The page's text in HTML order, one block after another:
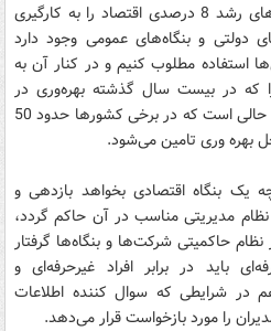
وی یکی از اصلی‌ترین پیش نیاز های رشد 8 درصدی اقتصاد را به کارگیری
دولتی و بنگاه‌های عمومی وجود دارد
استفاده مطلوب کنیم و در کنار آن به
که در بیست سال گذشته بهره‌وری در
کشور ما حدود صفر بوده و این در حالی است که در برخی کشورها حدود 50
بهره وری تامین می‌شود.
یک بنگاه اقتصادی بخواهد بازدهی و
مدیریتی مناسب در آن حاکم گردد،
حاکمیتی شرکت‌ها و بنگاه‌ها گرفتار
باید در برابر افراد غیرحرفه‌ای و
شرایطی که سوال کننده اطلاعات
را مورد بازخواست قرار می‌دهد.